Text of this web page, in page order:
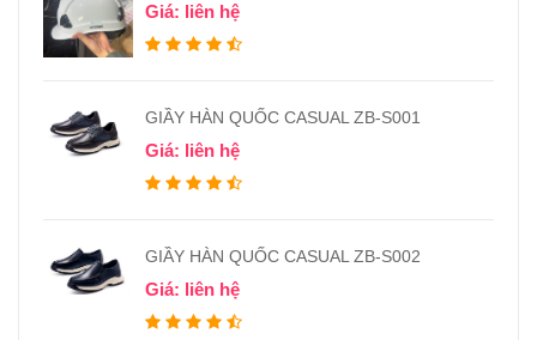
Giá: liên hệ
GIẦY HÀN QUỐC CASUAL ZB-S001
Giá: liên hệ
GIẦY HÀN QUỐC CASUAL ZB-S002
Giá: liên hệ